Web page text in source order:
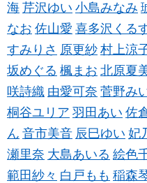
海 芹沢ゆい 小島みなみ
なお 佐山愛 喜多沢くる
すみりさ 原更紗 村上涼
坂めぐる 楓まお 北原夏
咲詩織 由愛可奈 菅野み
桐谷ユリア 羽田あい 佐
ん 音市美音 辰巳ゆい 妃
瀬里奈 大島あいる 絵色
範田紗々 白戸もも 稲森